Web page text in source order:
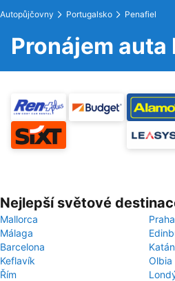
Autopůjčovny Portugalsko Penafiel
Pronájem auta
Nejlepší světové
Mallorca
Praha
Málaga
Barcelona
Keflavík
Olbia
Řím